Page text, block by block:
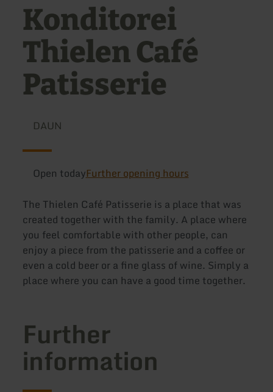
Konditorei
Thielen Café
Patisserie
DAUN
Open todayFurther opening hours
The Thielen Café Patisserie is a place that was
created together with the family. A place where
you feel comfortable with other people, can
enjoy a piece from the patisserie and a coffee or
even a cold beer or a fine glass of wine. Simply a
place where you can have a good time together.
Further
information